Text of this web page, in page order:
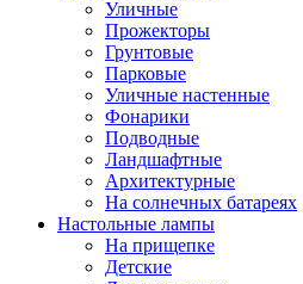
Уличные
Прожекторы
Грунтовые
Парковые
Уличные настенные
Фонарики
Подводные
Ландшафтные
Архитектурные
На солнечных батареях
Настольные лампы
На прищепке
Детские